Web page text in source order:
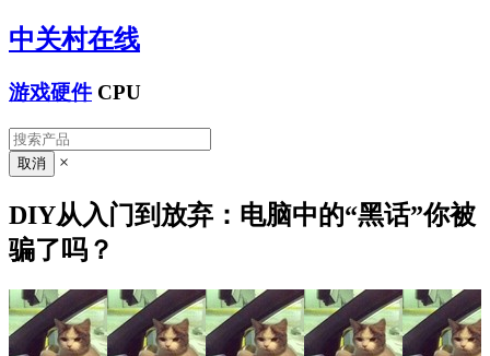
中关村在线
游戏硬件 CPU
×
DIY从入门到放弃：电脑中的“黑话”你被
骗了吗？